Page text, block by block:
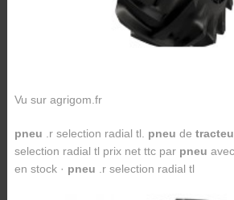
Vu sur agrigom.fr
pneu .r selection radial tl. pneu de
selection radial tl prix net ttc par pneu
en stock · pneu .r selection radial tl